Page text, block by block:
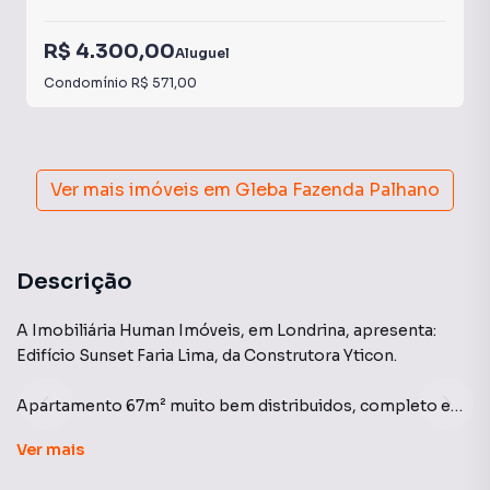
R$ 4.300,00Aluguel
Condomínio R$ 571,00
Ver mais imóveis em Gleba Fazenda Palhano
Descrição
A Imobiliária Human Imóveis, em Londrina, apresenta:
Edifício Sunset Faria Lima, da Construtora Yticon.
Apartamento 67m² muito bem distribuidos, completo em
ambiente é perfeito para sua família. Sala estendida para
Ver mais